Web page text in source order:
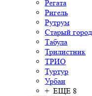
Регата
Ригель
Рутрум
Старый город
Табула
Трилистник
ТРИО
Туртур
Урбан
+ ЕЩЕ 8